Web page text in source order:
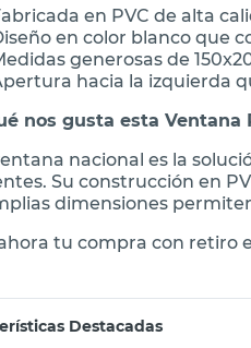
en PVC de alta
en color blanco que
generosas de
hacia la izquierda
nos gusta esta Ventana
nacional es la
Su construcción en
dimensiones
tu compra con retiro
Destacadas